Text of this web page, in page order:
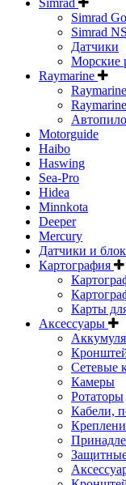
Simrad
Simrad Go
Simrad
Датчики
Морские
Raymarine
Motorguide
Haibo
Haswing
Sea-Pro
Hidea
Minnkota
Deeper
Mercury
Датчики и
Картография
Карты
Аксессуары
Сетевые
Камеры
Ротаторы
Кабели,